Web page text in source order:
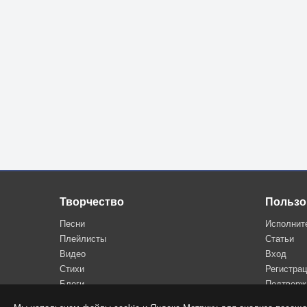
Творчество
Песни
Плейлисты
Видео
Стихи
Блоги
Статьи
Вход